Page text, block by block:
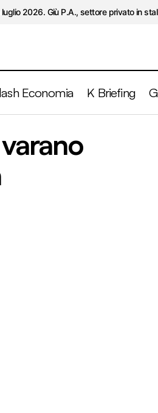
2026. Giù P.A., settore privato in
Economia K Briefing